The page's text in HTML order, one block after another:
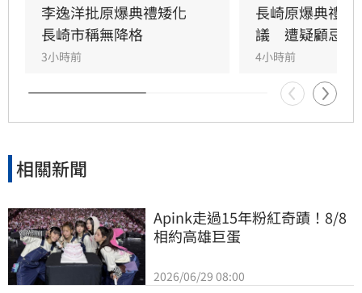
僅傷害支持日本的友人，更背離日本國家利益。
矢板明夫指出，長崎市長期高舉和平大旗，卻對
中國擴充核武與台海武嚇噤聲，這種政治迎合行
為完全本末倒置。台灣在半導體產業與震災救援
對日貢獻良多，長崎市如此處理方式不僅令人遺
憾，更引發輿論強烈反彈，矢板明夫呼籲長崎市
量傷害台日深厚情誼。
李逸洋批原爆典禮矮化
長崎市稱無降格
3小時前
長崎原爆典禮
議　遭疑顧忌中
4小時前
相關新聞
Apink走過15年粉紅奇蹟！8/8
相約高雄巨蛋
2026/06/29 08:00